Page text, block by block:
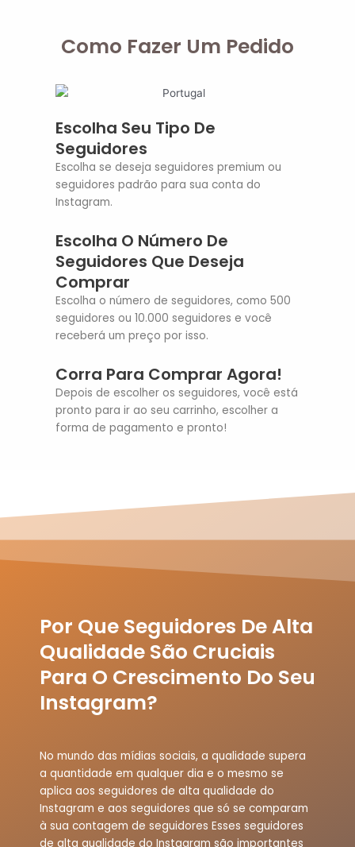
Como Fazer Um Pedido
Escolha Seu Tipo De
Seguidores
Escolha se deseja seguidores premium ou
seguidores padrão para sua conta do
Instagram.
Escolha O Número De
Seguidores Que Deseja
Comprar
Escolha o número de seguidores, como 500
seguidores ou 10.000 seguidores e você
receberá um preço por isso.
Corra Para Comprar Agora!
Depois de escolher os seguidores, você está
pronto para ir ao seu carrinho, escolher a
forma de pagamento e pronto!
Por Que Seguidores De Alta
Qualidade São Cruciais
Para O Crescimento Do Seu
Instagram?
No mundo das mídias sociais, a qualidade supera
a quantidade em qualquer dia e o mesmo se
aplica aos seguidores de alta qualidade do
Instagram e aos seguidores que só se comparam
à sua contagem de seguidores Esses seguidores
de alta qualidade do Instagram são importantes